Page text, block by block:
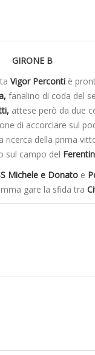
GIRONE B
Vigor Perconti è
fanalino di coda del
attese però da due
di accorciare sul
ricerca della prima
sul campo del
Michele e Donato e
gare la sfida tra